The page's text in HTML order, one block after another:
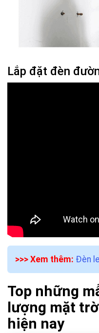
Lắp đặt đèn
>>> Xem thêm: Đèn
Top những
lượng mặt
hiện nay